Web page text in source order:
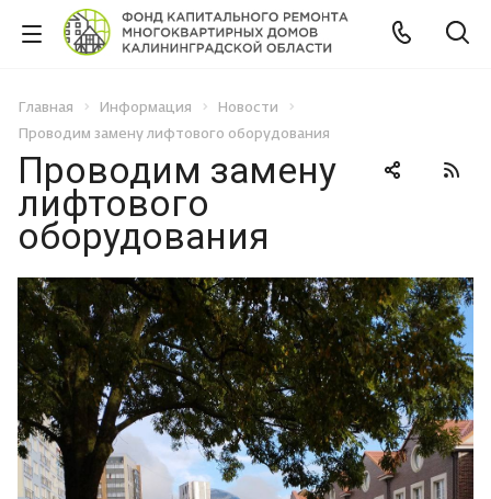
Главная Информация
Новости
Проводим замену лифтового оборудования
Проводим замену
лифтового
оборудования